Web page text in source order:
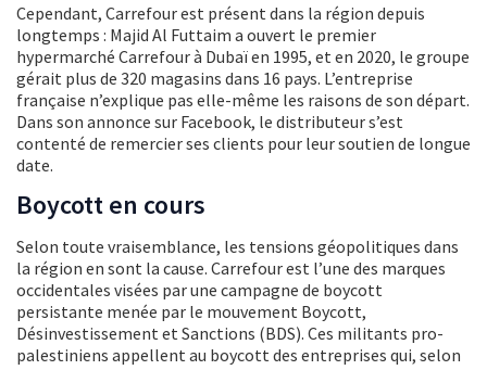
Cependant, Carrefour est présent dans la région depuis
longtemps : Majid Al Futtaim a ouvert le premier
hypermarché Carrefour à Dubaï en 1995, et en 2020, le groupe
gérait plus de 320 magasins dans 16 pays. L’entreprise
française n’explique pas elle-même les raisons de son départ.
Dans son annonce sur Facebook, le distributeur s’est
contenté de remercier ses clients pour leur soutien de longue
date.
Boycott en cours
Selon toute vraisemblance, les tensions géopolitiques dans
la région en sont la cause. Carrefour est l’une des marques
occidentales visées par une campagne de boycott
persistante menée par le mouvement Boycott,
Désinvestissement et Sanctions (BDS). Ces militants pro-
palestiniens appellent au boycott des entreprises qui, selon